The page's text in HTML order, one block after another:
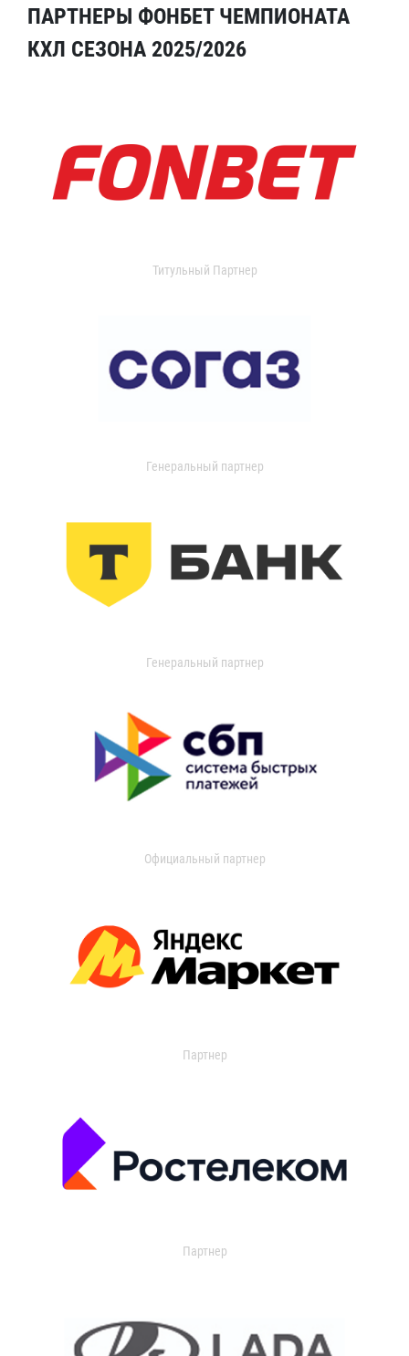
ПАРТНЕРЫ ФОНБЕТ ЧЕМПИОНАТА
КХЛ СЕЗОНА 2025/2026
Титульный Партнер
Генеральный партнер
Генеральный партнер
Официальный партнер
Партнер
Партнер